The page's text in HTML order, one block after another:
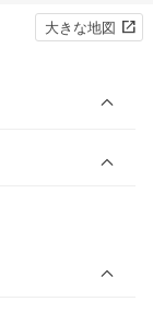
大きな地図